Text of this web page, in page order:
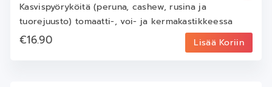
Kasvispyöryköitä (peruna, cashew, rusina ja
tuorejuusto) tomaatti-, voi- ja kermakastikkeessa
€16.90 Lisää Koriin